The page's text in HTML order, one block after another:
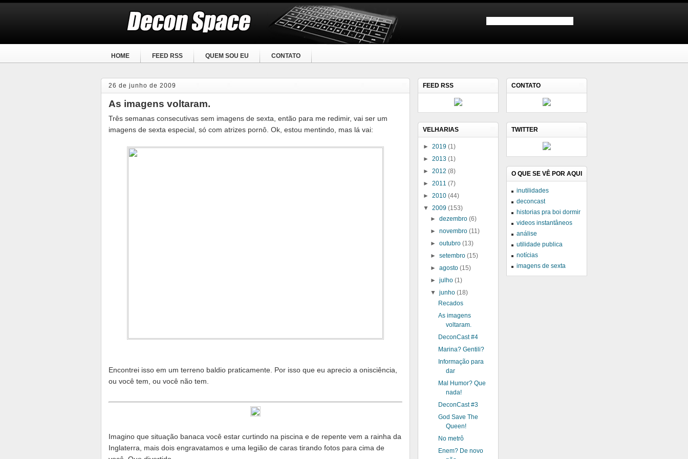
HOME FEED RSS QUEM SOU EU CONTATO
26 de junho de 2009
As imagens voltaram.
Três semanas consecutivas sem imagens de sexta, então para me redimir, vai ser um
imagens de sexta especial, só com atrizes pornô. Ok, estou mentindo, mas lá vai:
Encontrei isso em um terreno baldio praticamente. Por isso que eu aprecio a onisciência,
ou você tem, ou você não tem.
Imagino que situação banaca você estar curtindo na piscina e de repente vem a rainha da
Inglaterra, mais dois engravatamos e uma legião de caras tirando fotos para cima de
CONTATO
TWITTER
O QUE SE VÊ POR AQUI
inutilidades
deconcast
historias pra boi dormir
videos instantâneos
análise
utilidade publica
notícias
imagens de sexta
FEED RSS
VELHARIAS
► 2019 (1)
► 2013 (1)
► 2012 (8)
► 2011 (7)
► 2010 (44)
▼ 2009 (153)
►dezembro(6)
►novembro(11)
►outubro(13)
►setembro(15)
►agosto(15)
►julho(1)
▼junho(18)
Recados
As imagens
voltaram.
DeconCast #4
Marina? Gentili?
Informação para
dar
Mal Humor? Que
nada!
DeconCast #3
God Save The
Queen!
No metrô
Enem? De novo